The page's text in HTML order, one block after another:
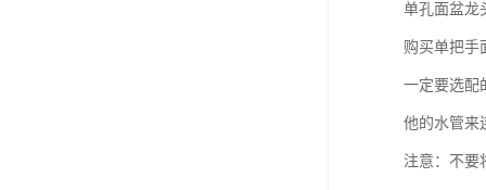
单孔面盆龙
购买单把手
一定要选配
他的水管来
注意：不要